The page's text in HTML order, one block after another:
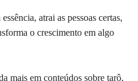
atrai as pessoas certas,
o crescimento em algo
mais em conteúdos sobre tarô,